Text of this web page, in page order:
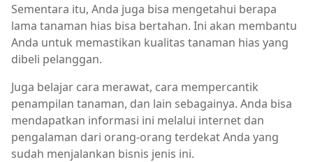
Sementara itu, Anda juga bisa mengetahui berapa
lama tanaman hias bisa bertahan. Ini akan membantu
Anda untuk memastikan kualitas tanaman hias yang
dibeli pelanggan.
Juga belajar cara merawat, cara mempercantik
penampilan tanaman, dan lain sebagainya. Anda bisa
mendapatkan informasi ini melalui internet dan
pengalaman dari orang-orang terdekat Anda yang
sudah menjalankan bisnis jenis ini.